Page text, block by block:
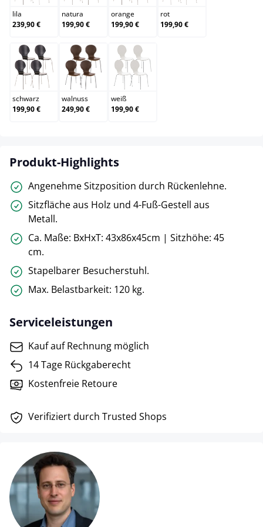
lila
239,90 €
natura
199,90 €
orange
199,90 €
rot
199,90 €
schwarz
schwarz
199,90 €
walnuss
walnuss
249,90 €
weiß
weiß
199,90 €
Produkt-Highlights
Angenehme Sitzposition durch Rückenlehne.
Sitzfläche aus Holz und 4-Fuß-Gestell aus
Metall.
Ca. Maße: BxHxT: 43x86x45cm | Sitzhöhe: 45
cm.
Stapelbarer Besucherstuhl.
Max. Belastbarkeit: 120 kg.
Serviceleistungen
Kauf auf Rechnung möglich
14 Tage Rückgaberecht
Kostenfreie Retoure
Verifiziert durch Trusted Shops